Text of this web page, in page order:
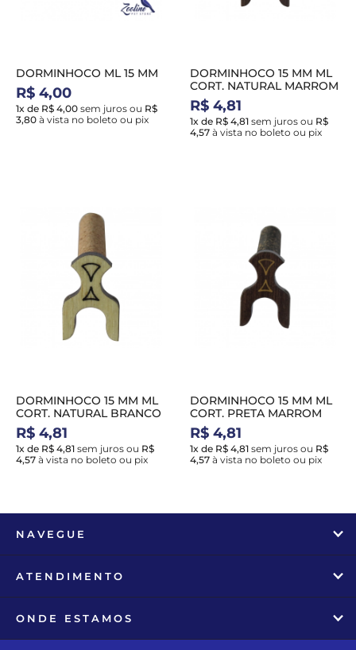
DORMINHOCO ML 15 MM
R$ 4,00
1x de R$ 4,00 sem juros ou R$
3,80 à vista no boleto ou pix
DORMINHOCO 15 MM ML
CORT. NATURAL MARROM
R$ 4,81
1x de R$ 4,81 sem juros ou R$
4,57 à vista no boleto ou pix
DORMINHOCO 15 MM ML
CORT. NATURAL BRANCO
R$ 4,81
1x de R$ 4,81 sem juros ou R$
4,57 à vista no boleto ou pix
DORMINHOCO 15 MM ML
CORT. PRETA MARROM
R$ 4,81
1x de R$ 4,81 sem juros ou R$
4,57 à vista no boleto ou pix
NAVEGUE
ATENDIMENTO
ONDE ESTAMOS